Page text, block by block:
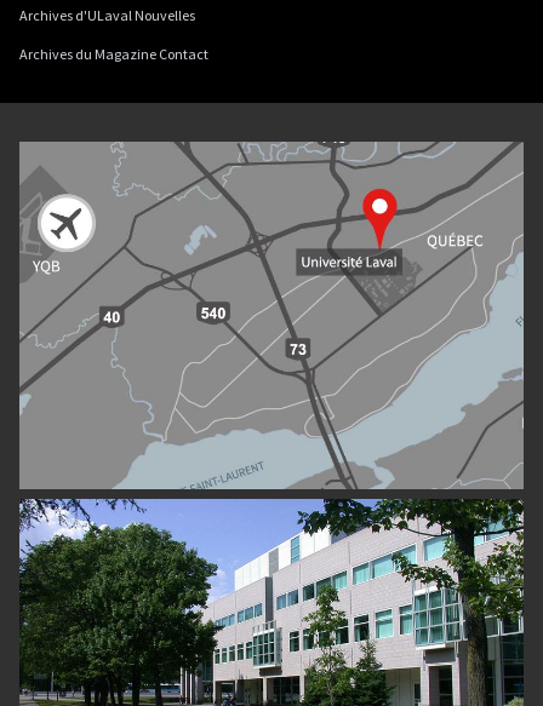
Archives d'ULaval Nouvelles
Archives du Magazine Contact